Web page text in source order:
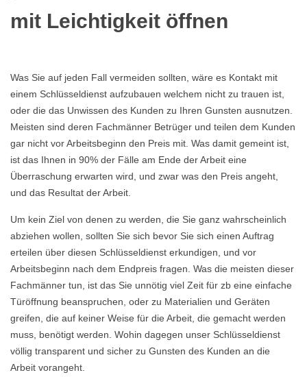
mit Leichtigkeit öffnen
Was Sie auf jeden Fall vermeiden sollten, wäre es Kontakt mit
einem Schlüsseldienst aufzubauen welchem nicht zu trauen ist,
oder die das Unwissen des Kunden zu Ihren Gunsten ausnutzen.
Meisten sind deren Fachmänner Betrüger und teilen dem Kunden
gar nicht vor Arbeitsbeginn den Preis mit. Was damit gemeint ist,
ist das Ihnen in 90% der Fälle am Ende der Arbeit eine
Überraschung erwarten wird, und zwar was den Preis angeht,
und das Resultat der Arbeit.
Um kein Ziel von denen zu werden, die Sie ganz wahrscheinlich
abziehen wollen, sollten Sie sich bevor Sie sich einen Auftrag
erteilen über diesen Schlüsseldienst erkundigen, und vor
Arbeitsbeginn nach dem Endpreis fragen. Was die meisten dieser
Fachmänner tun, ist das Sie unnötig viel Zeit für zb eine einfache
Türöffnung beanspruchen, oder zu Materialien und Geräten
greifen, die auf keiner Weise für die Arbeit, die gemacht werden
muss, benötigt werden. Wohin dagegen unser Schlüsseldienst
völlig transparent und sicher zu Gunsten des Kunden an die
Arbeit vorangeht.